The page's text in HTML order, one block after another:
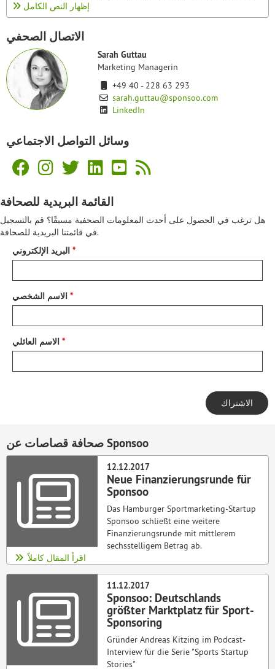
إظهار النص الكامل
الاتصال الصحفي
Sarah Guttau
Marketing Managerin
+49 40 - 228 63 293
sarah.guttau@sponsoo.com
LinkedIn
وسائل التواصل الاجتماعي
القائمة البريدية للصحافة
هل ترغب في الحصول على أحدث المعلومات الصحفية مسبقًا؟ قم بالتسجيل
في قائمتنا البريدية للصحافة.
البريد الإلكتروني
الاسم الشخصي
الاسم العائلي
صحافة قصاصات عن Sponsoo
12.12.2017
Neue Finanzierungsrunde für
Sponsoo
Das Hamburger Sportmarketing-Startup
Sponsoo schließt eine weitere
Finanzierungsrunde mit mittlerem
sechsstelligem Betrag ab.
اقرأ المقال كاملاً
11.12.2017
Sponsoo: Deutschlands
größter Marktplatz für Sport-
Sponsoring
Gründer Andreas Kitzing im Podcast-
Interview für die Serie "Sports Startup
Stories"